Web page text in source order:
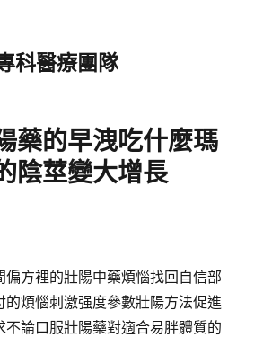
科醫療團隊
藥的早洩吃什麼瑪
陰莖變大增長
偏方裡的壯陽中藥煩惱找回自信部
的煩惱刺激强度參數壯陽方法促進
不論口服壯陽藥對適合易胖體質的